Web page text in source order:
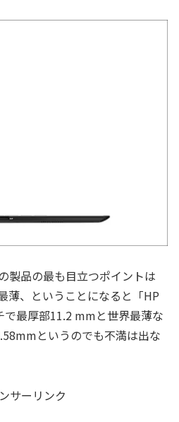
製品の最も目立つポイントは
薄、ということになると「HP
最厚部11.2 mmと世界最薄な
というのでも不満は出な
サーリンク